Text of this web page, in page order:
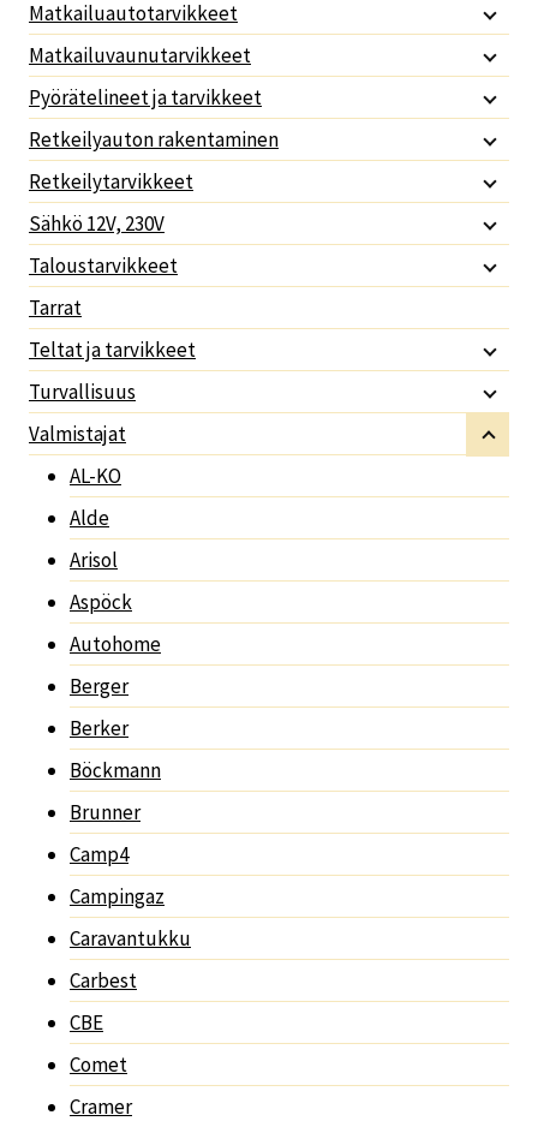
Matkailuautotarvikkeet
Matkailuvaunutarvikkeet
Pyörätelineet ja tarvikkeet
Retkeilyauton rakentaminen
Retkeilytarvikkeet
Sähkö 12V, 230V
Taloustarvikkeet
Tarrat
Teltat ja tarvikkeet
Turvallisuus
Valmistajat
AL-KO
Alde
Arisol
Aspöck
Autohome
Berger
Berker
Böckmann
Brunner
Camp4
Campingaz
Caravantukku
Carbest
CBE
Comet
Cramer